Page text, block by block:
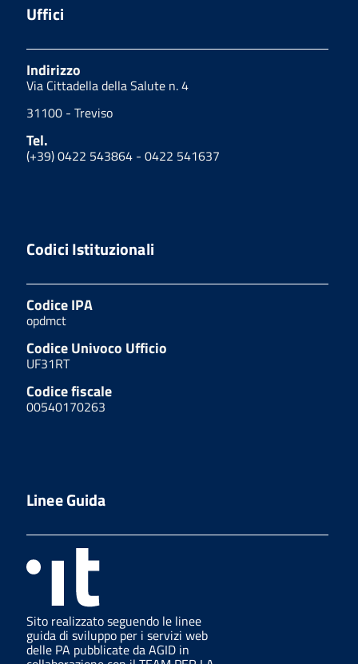
Uffici
Indirizzo
Via Cittadella della Salute n. 4
31100 - Treviso
Tel.
(+39) 0422 543864 - 0422 541637
Codici Istituzionali
Codice IPA
opdmct
Codice Univoco Ufficio
UF31RT
Codice fiscale
00540170263
Linee Guida
Sito realizzato seguendo le linee
guida di sviluppo per i servizi web
delle PA pubblicate da AGID in